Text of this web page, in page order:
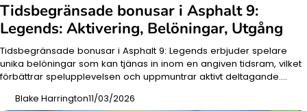
Tidsbegränsade bonusar i Asphalt 9:
Legends: Aktivering, Belöningar, Utgång
Tidsbegränsade bonusar i Asphalt 9: Legends erbjuder spelare
unika belöningar som kan tjänas in inom en angiven tidsram, vilket
förbättrar spelupplevelsen och uppmuntrar aktivt deltagande.…
Blake Harrington11/03/2026